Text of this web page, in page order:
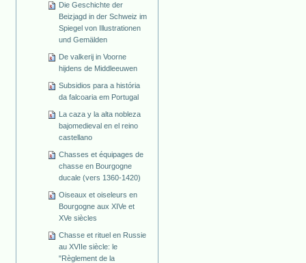
Die Geschichte der
Beizjagd in der Schweiz im
Spiegel von Illustrationen
und Gemälden
De valkerij in Voorne
hijdens de Middleeuwen
Subsidios para a história
da falcoaria em Portugal
La caza y la alta nobleza
bajomedieval en el reino
castellano
Chasses et équipages de
chasse en Bourgogne
ducale (vers 1360-1420)
Oiseaux et oiseleurs en
Bourgogne aux XIVe et
XVe siècles
Chasse et rituel en Russie
au XVIIe siècle: le
"Règlement de la